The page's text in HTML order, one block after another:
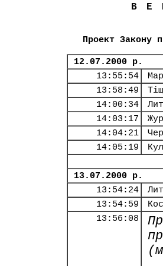
Проект Закону
12.07.2000 р.
13:55:54
13:58:49
14:00:34
14:03:17
14:04:21
14:05:19
13.07.2000 р.
13:54:24
13:54:59
13:56:08